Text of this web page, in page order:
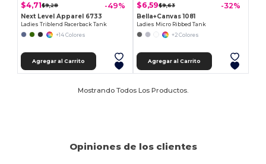
$4,71$9,28 -49%
Next Level Apparel 6733
Ladies Triblend Racerback Tank
+14 Colores
Agregar al Carrito
$6,59$9,63 -32%
Bella+Canvas 1081
Ladies Micro Ribbed Tank
+2 Colores
Agregar al Carrito
Mostrando Todos Los Productos.
Opiniones de los clientes